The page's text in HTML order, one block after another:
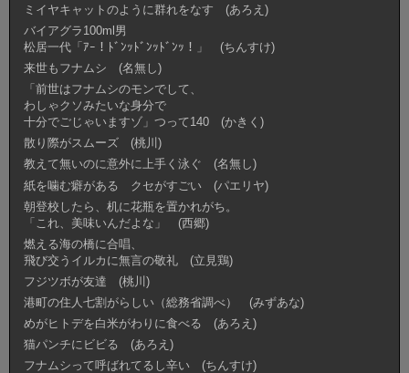
ミイヤキャットのように群れをなす (あろえ)
バイアグラ100ml男
松居一代「ｱｰ！ﾄﾞﾝｯﾄﾞﾝｯﾄﾞﾝｯ！」 (ちんすけ)
来世もフナムシ (名無し)
「前世はフナムシのモンでして、
わしゃクソみたいな身分で
十分でごじゃいますゾ」つって140 (かきく)
散り際がスムーズ (桃川)
教えて無いのに意外に上手く泳ぐ (名無し)
紙を噛む癖がある クセがすごい (パエリヤ)
朝登校したら、机に花瓶を置かれがち。
「これ、美味いんだよな」 (西郷)
燃える海の橋に合唱、
飛び交うイルカに無言の敬礼 (立見鶏)
フジツボが友達 (桃川)
港町の住人七割がらしい（総務省調べ） (みずあな)
めがヒトデを白米がわりに食べる (あろえ)
猫パンチにビビる (あろえ)
フナムシって呼ばれてるし辛い (ちんすけ)